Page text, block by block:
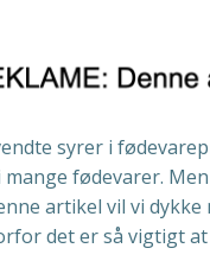
syrer i
fødevarer.
artikel vil vi
det er så vigtigt